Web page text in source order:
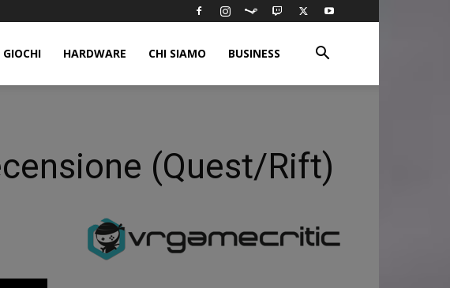
GIOCHI HARDWARE CHI SIAMO BUSINESS
(Quest/Rift)